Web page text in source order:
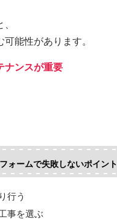
能性があります。
ナンスが重要
ォームで失敗しないポイント
行う
事を選ぶ